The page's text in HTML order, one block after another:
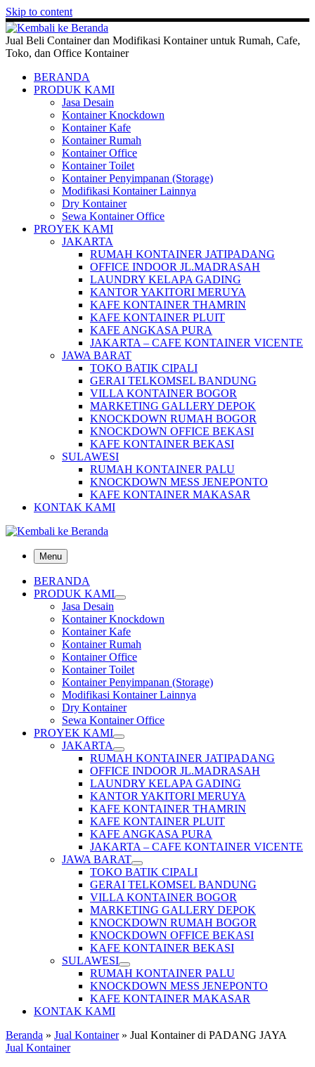
Skip to content
Jual Beli Container dan Modifikasi Kontainer untuk Rumah, Cafe,
Toko, dan Office Kontainer
BERANDA
PRODUK KAMI
Jasa Desain
Kontainer Knockdown
Kontainer Kafe
Kontainer Rumah
Kontainer Office
Kontainer Toilet
Kontainer Penyimpanan (Storage)
Modifikasi Kontainer Lainnya
Dry Kontainer
Sewa Kontainer Office
PROYEK KAMI
JAKARTA
RUMAH KONTAINER JATIPADANG
OFFICE INDOOR JL.MADRASAH
LAUNDRY KELAPA GADING
KANTOR YAKITORI MERUYA
KAFE KONTAINER THAMRIN
KAFE KONTAINER PLUIT
KAFE ANGKASA PURA
JAKARTA – CAFE KONTAINER VICENTE
JAWA BARAT
TOKO BATIK CIPALI
GERAI TELKOMSEL BANDUNG
VILLA KONTAINER BOGOR
MARKETING GALLERY DEPOK
KNOCKDOWN RUMAH BOGOR
KNOCKDOWN OFFICE BEKASI
KAFE KONTAINER BEKASI
SULAWESI
RUMAH KONTAINER PALU
KNOCKDOWN MESS JENEPONTO
KAFE KONTAINER MAKASAR
KONTAK KAMI
Menu
BERANDA
PRODUK KAMI
Jasa Desain
Kontainer Knockdown
Kontainer Kafe
Kontainer Rumah
Kontainer Office
Kontainer Toilet
Kontainer Penyimpanan (Storage)
Modifikasi Kontainer Lainnya
Dry Kontainer
Sewa Kontainer Office
PROYEK KAMI
JAKARTA
RUMAH KONTAINER JATIPADANG
OFFICE INDOOR JL.MADRASAH
LAUNDRY KELAPA GADING
KANTOR YAKITORI MERUYA
KAFE KONTAINER THAMRIN
KAFE KONTAINER PLUIT
KAFE ANGKASA PURA
JAKARTA – CAFE KONTAINER VICENTE
JAWA BARAT
TOKO BATIK CIPALI
GERAI TELKOMSEL BANDUNG
VILLA KONTAINER BOGOR
MARKETING GALLERY DEPOK
KNOCKDOWN RUMAH BOGOR
KNOCKDOWN OFFICE BEKASI
KAFE KONTAINER BEKASI
SULAWESI
RUMAH KONTAINER PALU
KNOCKDOWN MESS JENEPONTO
KAFE KONTAINER MAKASAR
KONTAK KAMI
Beranda » Jual Kontainer » Jual Kontainer di PADANG JAYA
Jual Kontainer